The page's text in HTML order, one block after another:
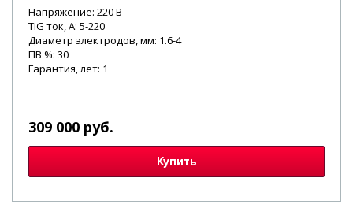
Напряжение: 220 В
TIG ток, А: 5-220
Диаметр электродов, мм: 1.6-4
ПВ %: 30
Гарантия, лет: 1
309 000 руб.
Купить